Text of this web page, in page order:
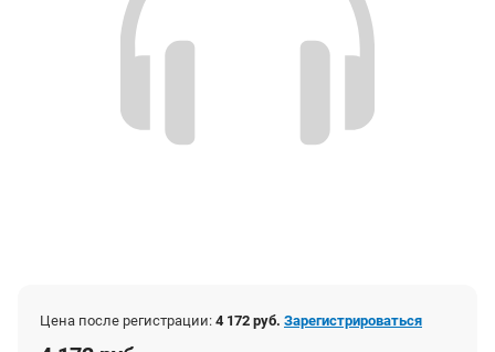
Цена после регистрации: 4 172 руб. Зарегистрироваться